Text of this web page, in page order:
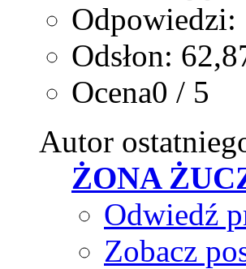
Odpowiedzi:
Odsłon:
Ocena0 / 5
Autor
ŻONA
Odwiedź
Zobacz